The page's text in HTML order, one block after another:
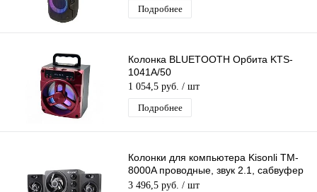
Подробнее
Колонка BLUETOOTH Орбита KTS-
1041A/50
1 054,5 руб. / шт
Подробнее
Колонки для компьютера Kisonli TM-
8000A проводные, звук 2.1, сабвуфер
+ 2 колонки, питание по USB
3 496,5 руб. / шт